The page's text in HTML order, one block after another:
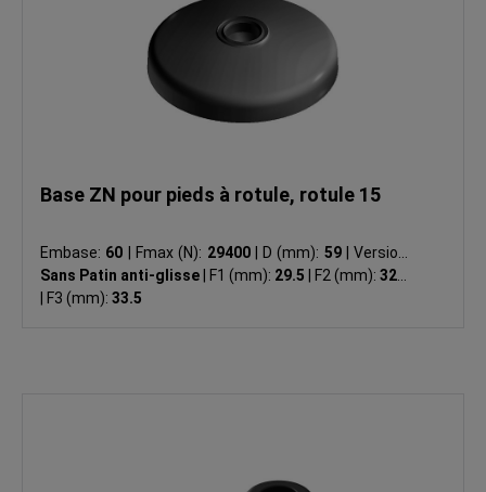
Base ZN pour pieds à rotule, rotule 15
Embase: 60 Fmax (N): 29400 D (mm): 59
Version:
Sans Patin anti-glisse
F1 (mm): 29.5 F2 (mm):32.5
F3 (mm): 33.5